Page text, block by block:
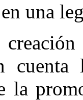
en una
la